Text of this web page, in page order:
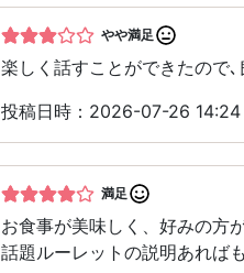
やや満足
楽しく話すことができたので
投稿日時：2026-07-26 14:24
満足
お食事が美味しく、好みの方
話題ルーレットの説明あれば